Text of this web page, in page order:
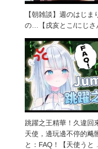
【朝雑談】週のはじ
の…【戌亥とこ/にじさ
跳躍之王精華！久違回
天使，邊玩邊不停的飚
と：FAQ！【天使うと